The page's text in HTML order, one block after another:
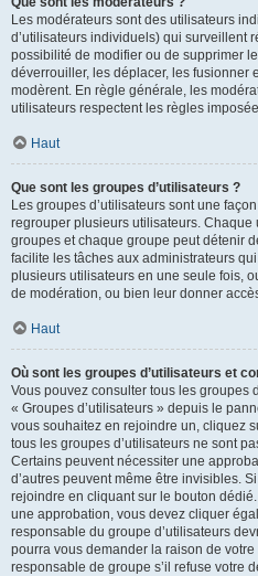
Les modérateurs sont des utilisateurs
d’utilisateurs individuels) qui surveillent
possibilité de modifier ou de supprimer
déverrouiller, les déplacer, les fusionner
modèrent. En règle générale, les
utilisateurs respectent les règles
Haut
Que sont les groupes d’utilisateurs ?
Les groupes d’utilisateurs sont une
regrouper plusieurs utilisateurs.
groupes et chaque groupe peut détenir
facilite les tâches aux administrateurs
plusieurs utilisateurs en une seule fois,
de modération, ou bien leur donner
Haut
Où sont les groupes d’utilisateurs et
Vous pouvez consulter tous les groupes
« Groupes d’utilisateurs » depuis le
vous souhaitez en rejoindre un, cliquez
tous les groupes d’utilisateurs ne sont
Certains peuvent nécessiter une
d’autres peuvent même être invisibles.
rejoindre en cliquant sur le bouton
une approbation, vous devez cliquer
responsable du groupe d’utilisateurs
pourra vous demander la raison de
responsable de groupe s’il refuse votre